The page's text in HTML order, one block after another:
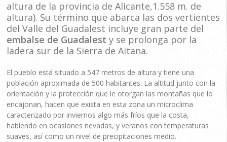
altura de la provincia de Alicante,1.558 m. de
altura). Su término que abarca las dos vertientes
del Valle del Guadalest incluye gran parte del
embalse de Guadalest y se prolonga por la
ladera sur de la Sierra de Aitana.
El pueblo está situado a 547 metros de altura y tiene una
población aproximada de 500 habitantes. La altitud junto con la
orientación y la protección que le otorgan las montañas que lo
encajonan, hacen que exista en esta zona un microclima
caracterizado por inviernos algo más fríos que la costa,
habiendo en ocasiones nevadas, y veranos con temperaturas
suaves, así como un nivel de precipitaciones medio.